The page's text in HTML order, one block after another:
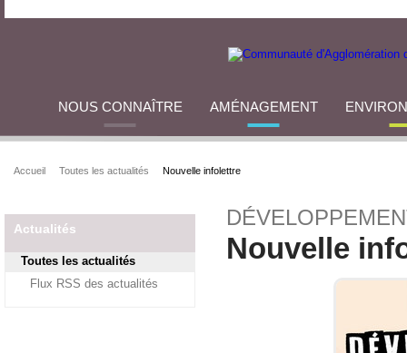
NOUS CONNAÎTRE AMÉNAGEMENT
Accueil Toutes les actualités Nouvelle infolettre
Actualités
Toutes les actualités
Flux RSS des actualités
Nouvelle